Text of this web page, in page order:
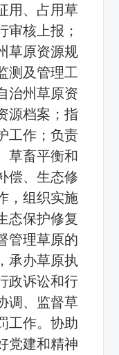
用、占用草
审核上报；
草原资源规
测及管理工
治州草原资
源档案；指
工作；负责
草畜平衡和
偿、生态修
，组织实施
态保护修复
管理草原的
承办草原执
政诉讼和行
调、监督草
工作。协助
党建和精神